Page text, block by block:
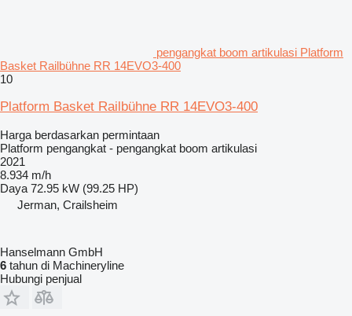
pengangkat boom artikulasi Platform
Basket Railbühne RR 14EVO3-400
10
Platform Basket Railbühne RR 14EVO3-400
Harga berdasarkan permintaan
Platform pengangkat - pengangkat boom artikulasi
2021
8.934 m/h
Daya 72.95 kW (99.25 HP)
Jerman, Crailsheim
Hanselmann GmbH
6 tahun di Machineryline
Hubungi penjual